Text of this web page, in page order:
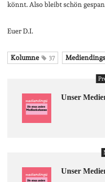
könnt. Also bleibt schön
Euer D.I.
Kolumne 37
Unser
Unser